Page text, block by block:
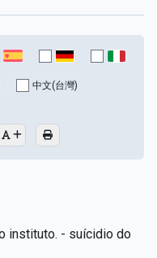
中文(台灣)
instituto. - suícidio do